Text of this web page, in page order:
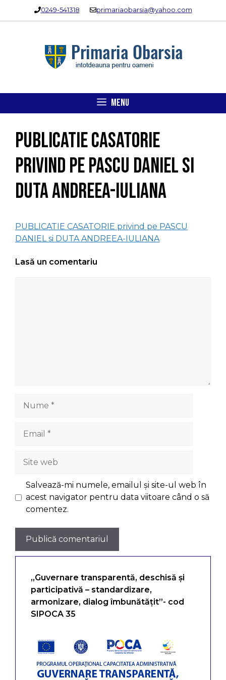
0249-541318 primariaobarsia@yahoo.com
MENU
PUBLICATIE CASATORIE
privind pe PASCU DANIEL si
DUTA ANDREEA-IULIANA
PUBLICATIE CASATORIE privind pe PASCU
DANIEL si DUTA ANDREEA-IULIANA
Lasă un comentariu
Site
web
Salvează-mi numele, emailul și site-ul web în
acest navigator pentru data viitoare când o să
comentez.
„Guvernare transparentă, deschisă și
participativă – standardizare,
armonizare, dialog îmbunătățit”- cod
SIPOCA 35